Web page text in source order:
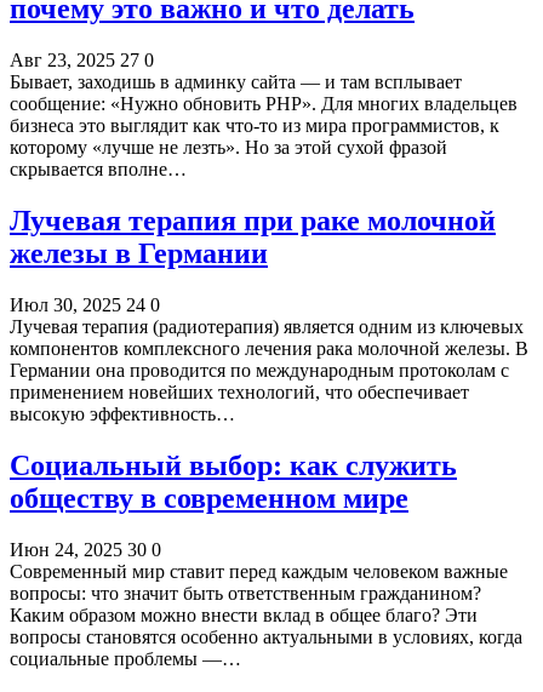
почему это важно и что делать
Авг 23, 2025 27 0
Бывает, заходишь в админку сайта — и там всплывает
сообщение: «Нужно обновить PHP». Для многих владельцев
бизнеса это выглядит как что-то из мира программистов, к
которому «лучше не лезть». Но за этой сухой фразой
скрывается вполне…
Лучевая терапия при раке молочной
железы в Германии
Июл 30, 2025 24 0
Лучевая терапия (радиотерапия) является одним из ключевых
компонентов комплексного лечения рака молочной железы. В
Германии она проводится по международным протоколам с
применением новейших технологий, что обеспечивает
высокую эффективность…
Социальный выбор: как служить
обществу в современном мире
Июн 24, 2025 30 0
Современный мир ставит перед каждым человеком важные
вопросы: что значит быть ответственным гражданином?
Каким образом можно внести вклад в общее благо? Эти
вопросы становятся особенно актуальными в условиях, когда
социальные проблемы —…